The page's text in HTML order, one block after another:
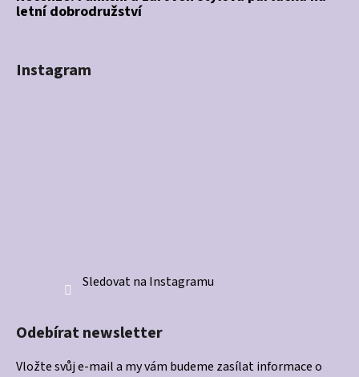
letní dobrodružství
Instagram
Sledovat na Instagramu
Odebírat newsletter
Vložte svůj e-mail a my vám budeme zasílat informace o